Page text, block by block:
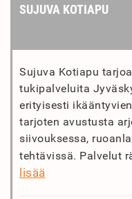
SUJUVA KOTIAPU
Sujuva Kotiapu
tukipalveluita
erityisesti
tarjoten avustusta
siivouksessa,
tehtävissä. Palvelut
lisää